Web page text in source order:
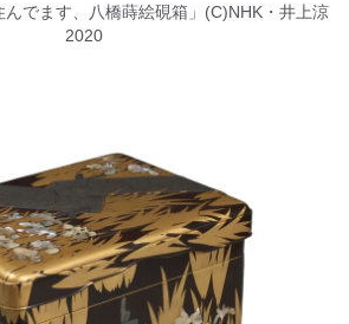
でます、八橋蒔絵硯箱」(C)NHK・井上涼
2020